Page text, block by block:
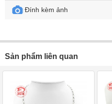
Đính kèm ảnh
Sản phẩm liên quan